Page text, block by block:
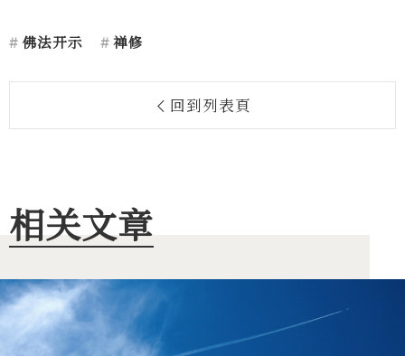
佛法开示 禅修
回到列表頁
相关文章